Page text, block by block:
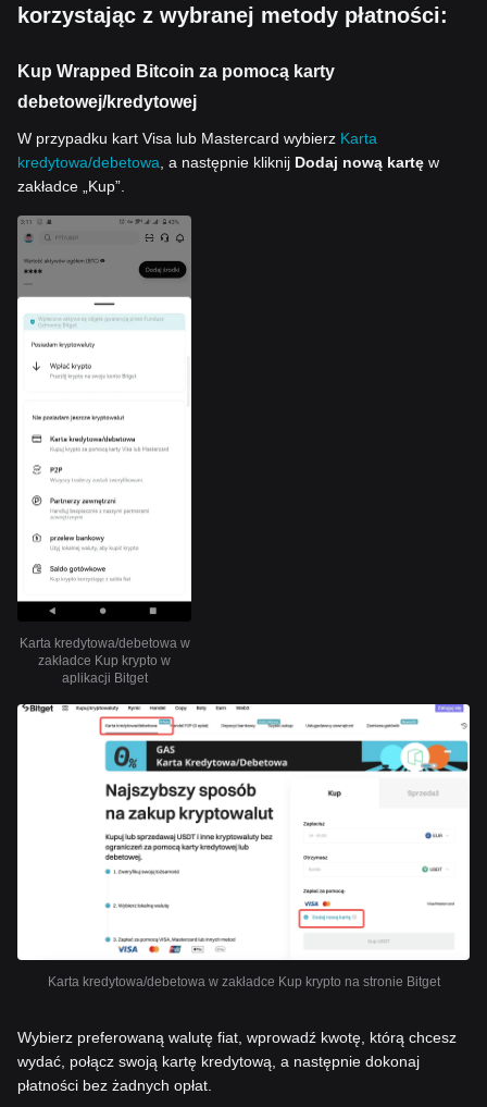
korzystając z wybranej metody płatności:
Kup Wrapped Bitcoin za pomocą karty
debetowej/kredytowej
W przypadku kart Visa lub Mastercard wybierz Karta
kredytowa/debetowa , a następnie kliknij Dodaj nową kartę w
zakładce „Kup”.
Karta kredytowa/debetowa w
zakładce Kup krypto w
aplikacji Bitget
Karta kredytowa/debetowa w zakładce Kup krypto na stronie Bitget
Wybierz preferowaną walutę fiat, wprowadź kwotę, którą chcesz
wydać, połącz swoją kartę kredytową, a następnie dokonaj
płatności bez żadnych opłat.